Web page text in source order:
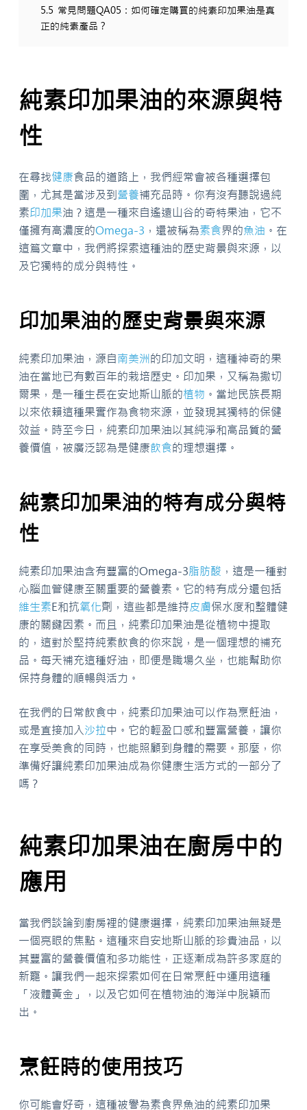
5.5 常見問題QA05：如何確定購買的純素印加果油是真
正的純素產品？
純素印加果油的來源與特
性
在尋找健康食品的道路上，我們經常會被各種選擇包
圍，尤其是當涉及到營養補充品時。你有沒有聽說過純
素印加果油？這是一種來自遙遠山谷的奇特果油，它不
僅擁有高濃度的Omega-3 ，還被稱為素食界的魚油 。在
這篇文章中，我們將探索這種油的歷史背景與來源，以
及它獨特的成分與特性。
印加果油的歷史背景與來源
純素印加果油，源自南美洲的印加文明，這種神奇的果
油在當地已有數百年的栽培歷史。印加果，又稱為撒切
爾果，是一種生長在安地斯山脈的植物 。當地民族長期
以來依賴這種果實作為食物來源，並發現其獨特的保健
效益。時至今日，純素印加果油以其純淨和高品質的營
養價值，被廣泛認為是健康飲食的理想選擇。
純素印加果油的特有成分與特
性
純素印加果油含有豐富的Omega-3脂肪酸 ，這是一種對
心腦血管健康至關重要的營養素。它的特有成分還包括
維生素E和抗氧化劑，這些都是維持皮膚保水度和整體健
康的關鍵因素。而且，純素印加果油是從植物中提取
的，這對於堅持純素飲食的你來說，是一個理想的補充
品。每天補充這種好油，即便是職場久坐，也能幫助你
保持身體的順暢與活力。
在我們的日常飲食中，純素印加果油可以作為烹飪油，
或是直接加入沙拉中。它的輕盈口感和豐富營養，讓你
在享受美食的同時，也能照顧到身體的需要。那麼，你
準備好讓純素印加果油成為你健康生活方式的一部分了
嗎？
純素印加果油在廚房中的
應用
當我們談論到廚房裡的健康選擇，純素印加果油無疑是
一個亮眼的焦點。這種來自安地斯山脈的珍貴油品，以
其豐富的營養價值和多功能性，正逐漸成為許多家庭的
新寵。讓我們一起來探索如何在日常烹飪中運用這種
「液體黃金」，以及它如何在植物油的海洋中脫穎而
出。
烹飪時的使用技巧
你可能會好奇，這種被譽為素食界魚油的純素印加果